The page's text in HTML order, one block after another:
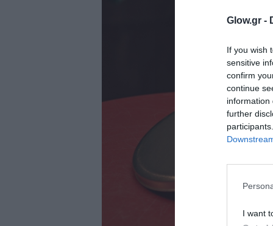
Glow.gr -
If you wish
sensitive
confirm
continue
information
further
I want